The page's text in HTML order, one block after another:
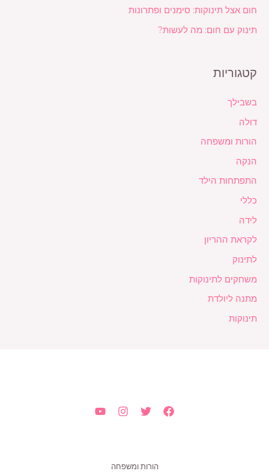
חום אצל תינוקות: סימנים ופתרונות
תינוק עם חום: מה לעשות?
קטגוריות
בשבילך
דולה
הורות ומשפחה
הנקה
התפתחות הילד
כללי
לידה
לקראת ההריון
לתינוק
משחקים לתינוקות
מתנה ליולדת
תינוקות
הורות ומשפחה